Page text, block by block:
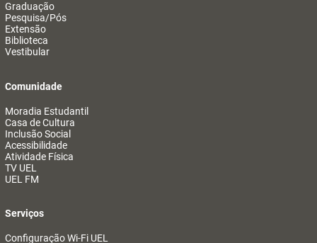
Graduação
Pesquisa/Pós
Extensão
Biblioteca
Vestibular
Comunidade
Moradia Estudantil
Casa de Cultura
Inclusão Social
Acessibilidade
Atividade Física
TV UEL
UEL FM
Serviços
Configuração Wi-Fi UEL